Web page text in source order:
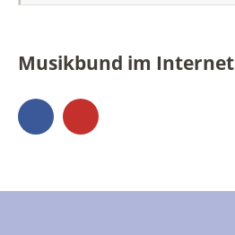
Musikbund im Internet
Facebook